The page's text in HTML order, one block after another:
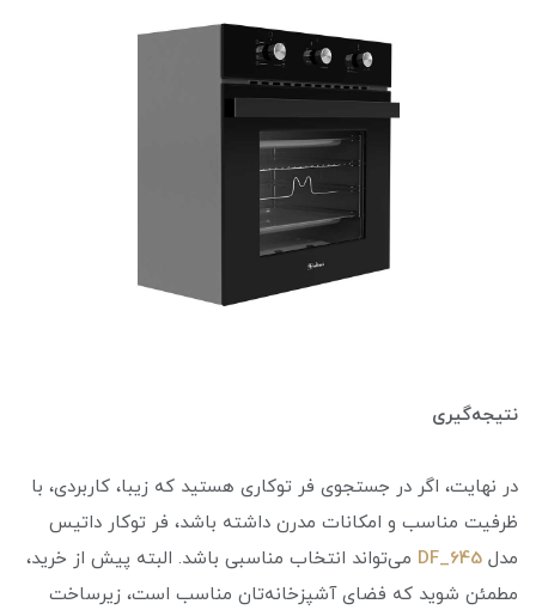
نتیجه‌گیری
در نهایت، اگر در جستجوی فر توکاری هستید که زیبا، کاربردی، با
ظرفیت مناسب و امکانات مدرن داشته باشد، فر توکار داتیس
مدل DF_645 می‌تواند انتخاب مناسبی باشد. البته پیش از خرید،
مطمئن شوید که فضای آشپزخانه‌تان مناسب است، زیرساخت